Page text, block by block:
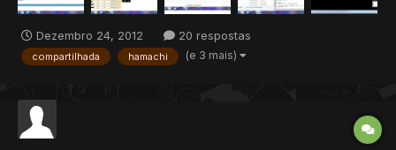
Dezembro 24, 2012 20 respostas
compartilhada hamachi (e 3 mais)